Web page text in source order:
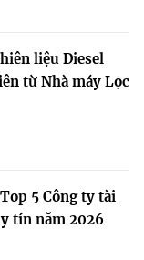
liệu Diesel
từ Nhà máy Lọc
5 Công ty tài
tín năm 2026